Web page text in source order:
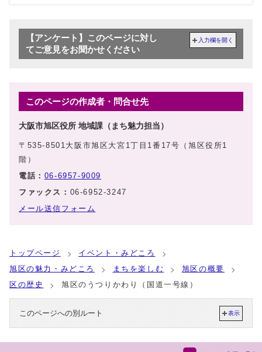
【アンケート】このページに対し
てご意見をお聞かせください
入力欄を開く
このページの作成者・問合せ先
大阪市旭区役所 地域課（まち魅力担当）
〒535-8501大阪市旭区大宮1丁目1番17号（旭区役所1
階）
電話： 06-6957-9009
ファックス： 06-6952-3247
メール送信フォーム
トップページ
イベント・みどころ
旭区の魅力・みどころ
まちを楽しむ
旭区の概要
区の歴史
旭区のうつりかわり（国道一号線）
このページへの別ルート 表示